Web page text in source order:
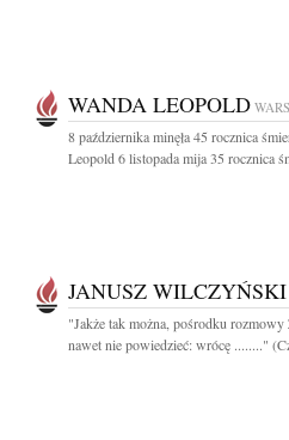
WANDA LEOPOLD
8 października minęła 45 rocznica
Leopold 6 listopada mija 35 rocznica
JANUSZ WILCZYŃSKI
"Jakże tak można, pośrodku rozmowy
nawet nie powiedzieć: wrócę ........"